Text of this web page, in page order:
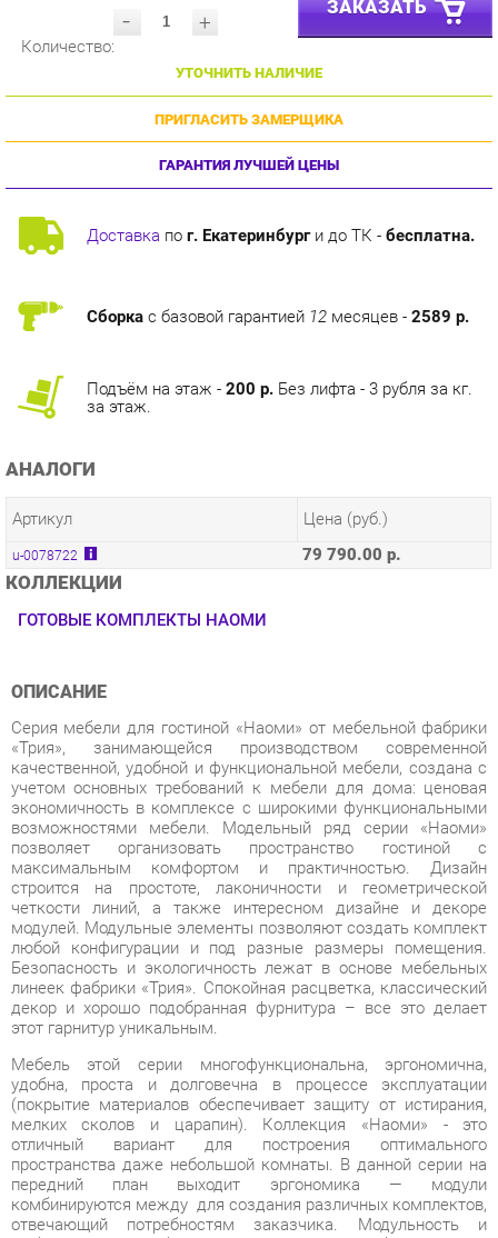
УТОЧНИТЬ НАЛИЧИЕ
ПРИГЛАСИТЬ ЗАМЕРЩИКА
ГАРАНТИЯ ЛУЧШЕЙ ЦЕНЫ
Доставкапог. Екатеринбурги до ТК -бесплатна.
АНАЛОГИ
Артикул
u-0078722 79 790.00 р.
КОЛЛЕКЦИИ
ГОТОВЫЕ КОМПЛЕКТЫ НАОМИ
ОПИСАНИЕ
«Трия», занимающейся производством современной
качественной, удобной и функциональной мебели, создана с
учетом основных требований к мебели для дома: ценовая
экономичность в комплексе с широкими функциональными
возможностями мебели. Модельный ряд серии «Наоми»
позволяет организовать пространство гостиной с
максимальным комфортом и практичностью. Дизайн
строится на простоте, лаконичности и геометрической
четкости линий, а также интересном дизайне и декоре
модулей. Модульные элементы позволяют создать комплект
любой конфигурации и под разные размеры помещения.
Безопасность и экологичность лежат в основе мебельных
линеек фабрики «Трия». Спокойная расцветка, классический
декор и хорошо подобранная фурнитура – все это делает
этот гарнитур уникальным.
Мебель этой серии многофункциональна, эргономична,
удобна, проста и долговечна в процессе эксплуатации
(покрытие материалов обеспечивает защиту от истирания,
мелких сколов и царапин). Коллекция «Наоми» - это
отличный вариант для построения оптимального
пространства даже небольшой комнаты. В данной серии на
передний план выходит эргономика — модули
комбинируются между для создания различных комплектов,
отвечающий потребностям заказчика. Модульность и
мобильность набора предоставляют безграничные
возможности в создании разных компоновок интерьера
одного и того же помещения, делая его индивидуальным и
стильным. Фасады декорированы изящной фрезеровкой.